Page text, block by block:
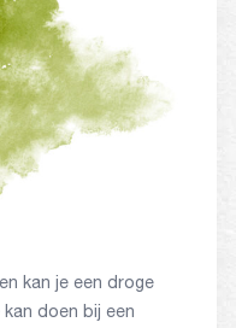
kan je een droge
doen bij een